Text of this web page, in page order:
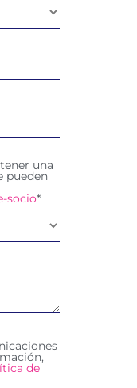
una
pueden
socio*
de